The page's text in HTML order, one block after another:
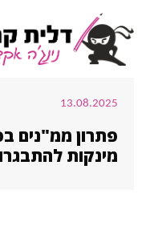
13.08.2025
פתרון ממ"נים
מינקות